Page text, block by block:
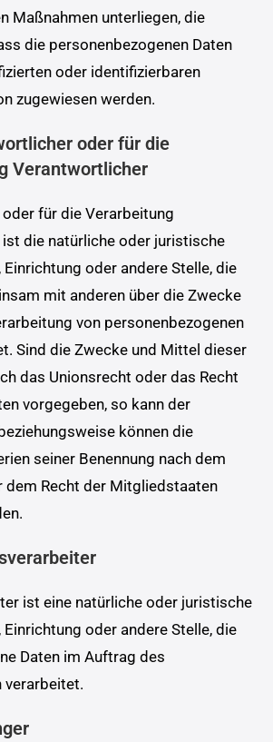
Maßnahmen unterliegen, die
die personenbezogenen Daten
oder identifizierbaren
zugewiesen werden.
oder für die
Verantwortlicher
für die Verarbeitung
die natürliche oder juristische
Einrichtung oder andere Stelle, die
mit anderen über die Zwecke
von personenbezogenen
Sind die Zwecke und Mittel dieser
das Unionsrecht oder das Recht
vorgegeben, so kann der
können die
seiner Benennung nach dem
dem Recht der Mitgliedstaaten
ist eine natürliche oder juristische
Einrichtung oder andere Stelle, die
Daten im Auftrag des
verarbeitet.